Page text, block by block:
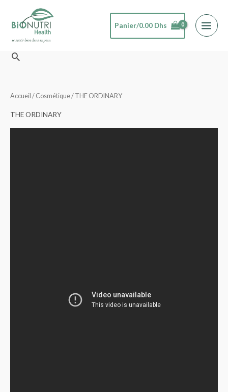
contenu
Panier/0.00 Dhs
Rechercher
Accueil / Cosmétique/ THE ORDINARY
THE ORDINARY